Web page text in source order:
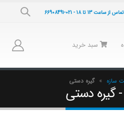
تماس از ساعت 13 تا 18 - 021-66908491
سبد خرید
سازه » گیره دستی
دستی